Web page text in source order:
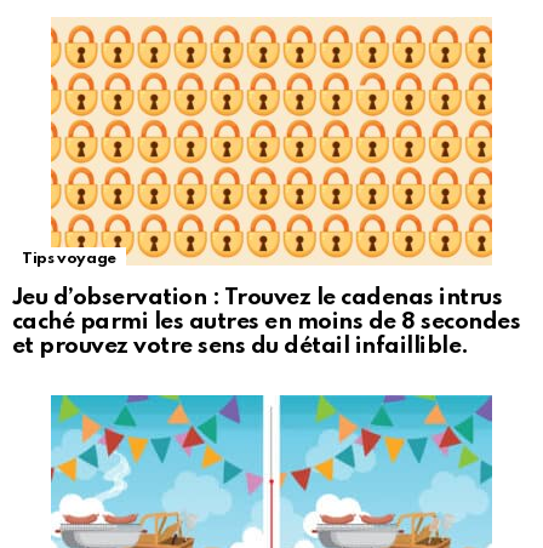
Tips voyage
Jeu d’observation : Trouvez le cadenas intrus
caché parmi les autres en moins de 8 secondes
et prouvez votre sens du détail infaillible.